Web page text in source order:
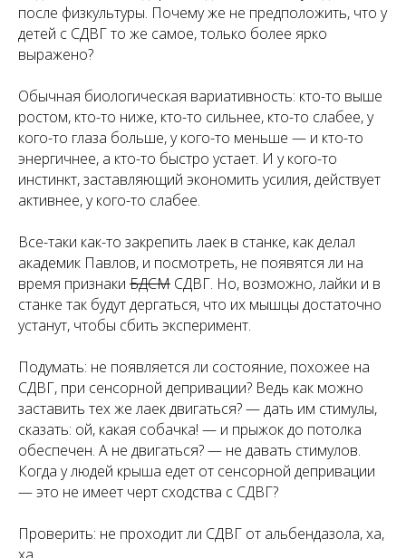
после физкультуры. Почему же не предположить, что у
детей с СДВГ то же самое, только более ярко
выражено?
Обычная биологическая вариативность: кто-то выше
ростом, кто-то ниже, кто-то сильнее, кто-то слабее, у
кого-то глаза больше, у кого-то меньше — и кто-то
энергичнее, а кто-то быстро устает. И у кого-то
инстинкт, заставляющий экономить усилия, действует
активнее, у кого-то слабее.
Все-таки как-то закрепить лаек в станке, как делал
академик Павлов, и посмотреть, не появятся ли на
время признаки БДСМ СДВГ. Но, возможно, лайки и в
станке так будут дергаться, что их мышцы достаточно
устанут, чтобы сбить эксперимент.
Подумать: не появляется ли состояние, похожее на
СДВГ, при сенсорной депривации? Ведь как можно
заставить тех же лаек двигаться? — дать им стимулы,
сказать: ой, какая собачка! — и прыжок до потолка
обеспечен. А не двигаться? — не давать стимулов.
Когда у людей крыша едет от сенсорной депривации
— это не имеет черт сходства с СДВГ?
Проверить: не проходит ли СДВГ от альбендазола, ха,